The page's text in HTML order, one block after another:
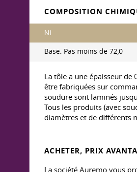
COMPOSITION
Ni
Base. Pas moins de 72,0
La tôle a une épaisseur
être fabriquées sur
soudure sont laminés
Tous les produits (avec
diamètres et de différents
ACHETER, PRIX
La société Auremo vous